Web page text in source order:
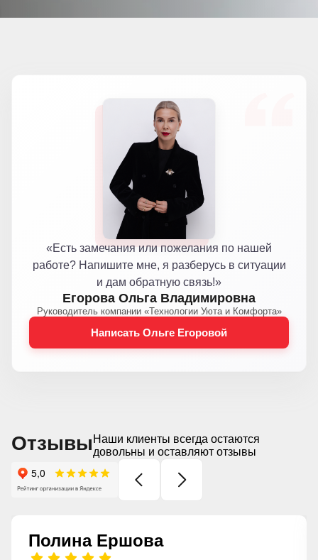
«Есть замечания или пожелания по нашей
работе? Напишите мне, я разберусь в ситуации
и дам обратную связь!»
Егорова Ольга Владимировна
Руководитель компании «Технологии Уюта и Комфорта»
Написать Ольге Егоровой
Отзывы Наши клиенты всегда остаются
довольны и оставляют отзывы
Полина Ершова